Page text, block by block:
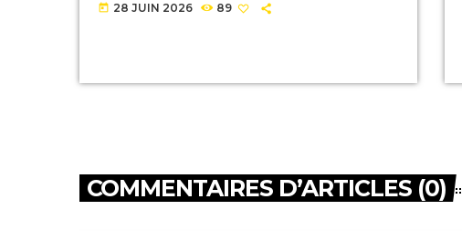
today 28 JUIN 2026 89
COMMENTAIRES D’ARTICLES (0)